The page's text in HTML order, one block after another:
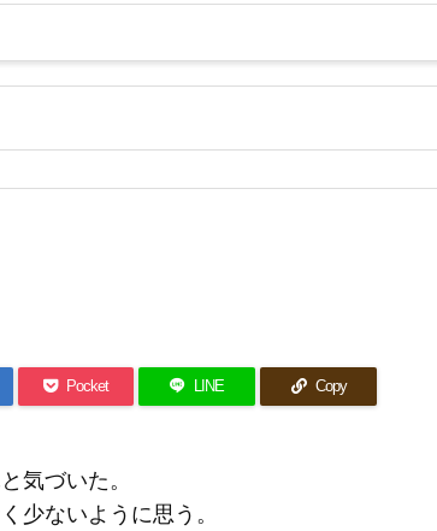
Pocket LINE Copy
気づいた。
少ないように思う。